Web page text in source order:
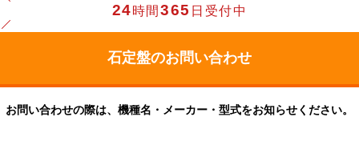
24時間365 日受付中
お問い合わせの際は、機種名・メーカー・型式をお知らせください。